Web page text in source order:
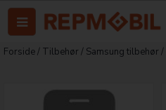
Forside/ Tilbehør / Samsung tilbehør /